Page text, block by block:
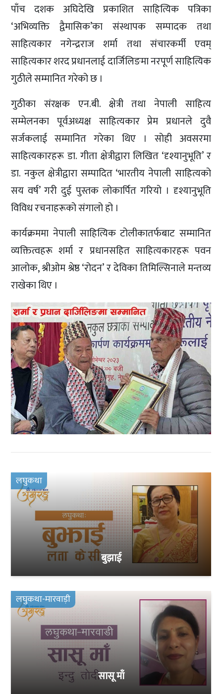
पाँच दशक अघिदेखि प्रकाशित साहित्यिक पत्रिका
‘अभिव्यक्ति द्वैमासिक’का संस्थापक सम्पादक तथा
साहित्यकार नगेन्द्रराज शर्मा तथा संचारकर्मी एवम्
साहित्यकार शरद प्रधानलाई दार्जिलिङमा नरपूर्ण साहित्यिक
गुठीले सम्मानित गरेको छ ।
गुठीका संरक्षक एन.बी. क्षेत्री तथा नेपाली साहित्य
सम्मेलनका पूर्वअध्यक्ष साहित्यकार प्रेम प्रधानले दुवै
सर्जकलाई सम्मानित गरेका थिए । सोही अवसरमा
साहित्यकारहरू डा. गीता क्षेत्रीद्वारा लिखित ‘दृश्यानुभूति’ र
डा. नकुल क्षेत्रीद्वारा सम्पादित ‘भारतीय नेपाली साहित्यको
सय वर्ष’ गरी दुई पुस्तक लोकार्पित गरियो । दृश्यानुभूति
विविध रचनाहरूको संगालो हो ।
कार्यक्रममा नेपाली साहित्यिक टोलीकातर्फबाट सम्मानित
व्यक्तित्वहरू शर्मा र प्रधानसहित साहित्यकारहरू पवन
आलोक, श्रीओम श्रेष्ठ ‘रोदन’ र देविका तिमिल्सिनाले मन्तव्य
राखेका थिए ।
लघुकथा
बुझाई
लघुकथा-मारवाड़ी
सासू माँ